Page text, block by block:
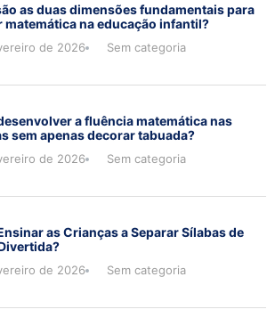
as duas dimensões fundamentais para
matemática na educação infantil?
de 2026 Sem categoria
a fluência matemática nas
sem apenas decorar tabuada?
de 2026 Sem categoria
as Crianças a Separar Sílabas de
de 2026 Sem categoria